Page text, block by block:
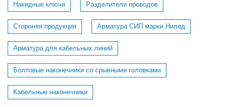
Накидные ключи Разделители проводов
Стороняя продукция Арматура СИП марки Нилед
Арматура для кабельных линий
Болтовые наконечники со срывными головками
Кабельные наконечники